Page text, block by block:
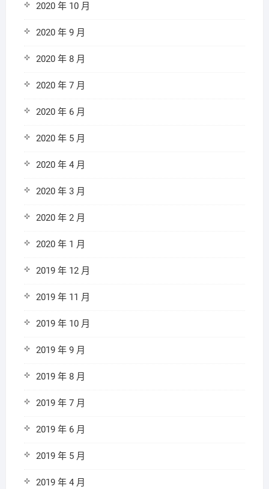
2020 年 10 月
2020 年 9 月
2020 年 8 月
2020 年 7 月
2020 年 6 月
2020 年 5 月
2020 年 4 月
2020 年 3 月
2020 年 2 月
2020 年 1 月
2019 年 12 月
2019 年 11 月
2019 年 10 月
2019 年 9 月
2019 年 8 月
2019 年 7 月
2019 年 6 月
2019 年 5 月
2019 年 4 月